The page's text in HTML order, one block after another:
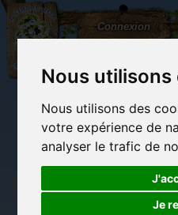
Nous utilisons
Nous utilisons des
votre expérience de
analyser le trafic de
Je
L'Arbre
aux
100.000
Connexion
(vide)